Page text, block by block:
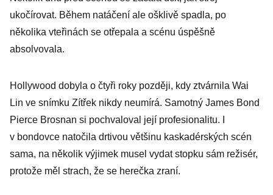
ukočírovat. Během natáčení ale ošklivě spadla, po
několika vteřinách se otřepala a scénu úspěšně
absolvovala.
Hollywood dobyla o čtyři roky později, kdy ztvárnila Wai
Lin ve snímku Zítřek nikdy neumírá. Samotný James Bond
Pierce Brosnan si pochvaloval její profesionalitu. I
v bondovce natočila drtivou většinu kaskadérských scén
sama, na několik výjimek musel vydat stopku sám režisér,
protože měl strach, že se herečka zraní.